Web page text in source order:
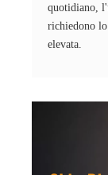
quotidiano,
richiedono lo
elevata.